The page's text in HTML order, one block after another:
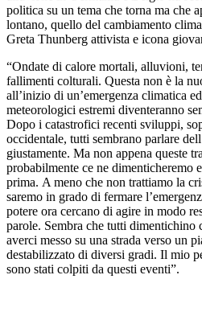
politica su un tema che torna ma che
lontano, quello del cambiamento
Greta Thunberg attivista e icona
“Ondate di calore mortali, alluvioni,
fallimenti colturali. Questa non è la
all’inizio di un’emergenza climatica
meteorologici estremi diventeranno
Dopo i catastrofici recenti sviluppi,
occidentale, tutti sembrano parlare
giustamente. Ma non appena queste
probabilmente ce ne dimenticheremo
prima. A meno che non trattiamo la
saremo in grado di fermare
potere ora cercano di agire in modo
parole. Sembra che tutti dimentichino
averci messo su una strada verso un
destabilizzato di diversi gradi. Il mio
sono stati colpiti da questi eventi”.